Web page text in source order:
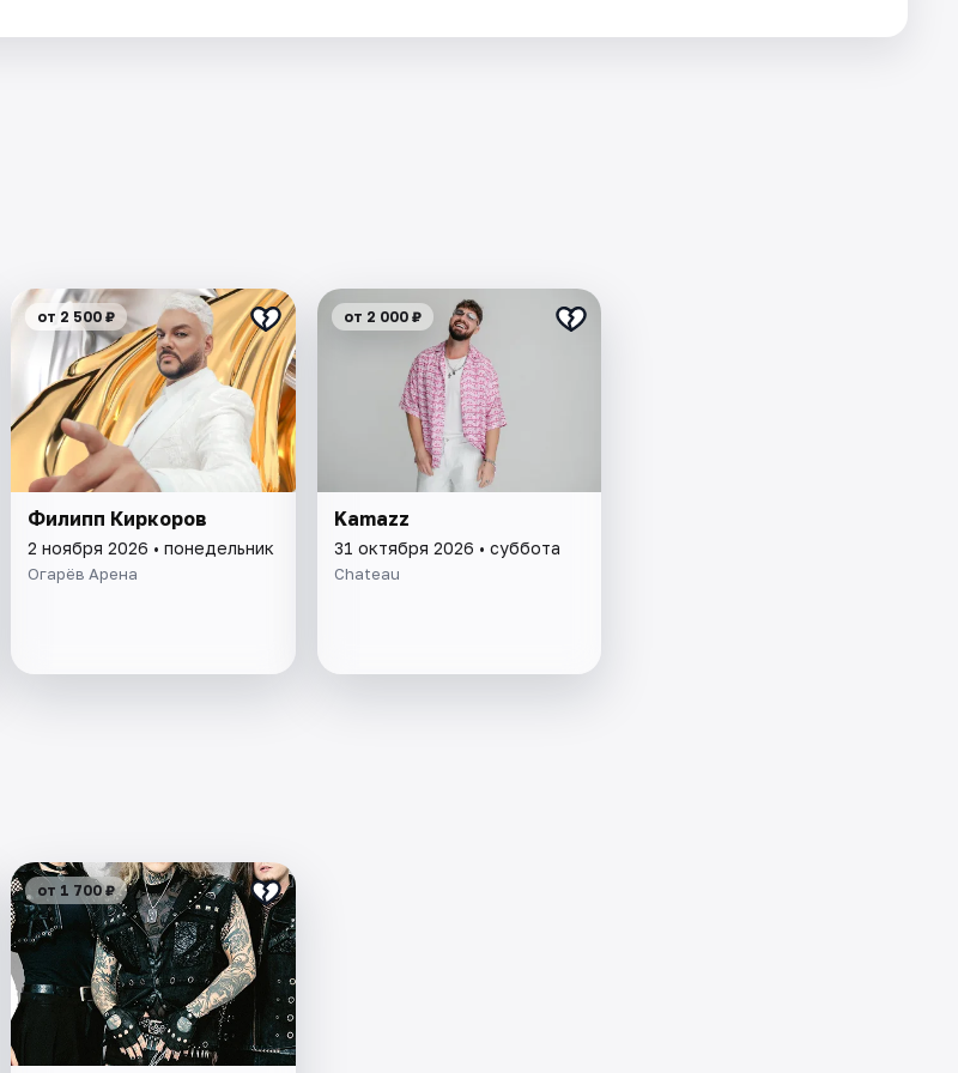
от 2 500 ₽
Филипп Киркоров
2 ноября 2026 • понедельник
Огарёв Арена
от 2 000 ₽
Kamazz
31 октября 2026 • суббота
Chateau
от 1 700 ₽